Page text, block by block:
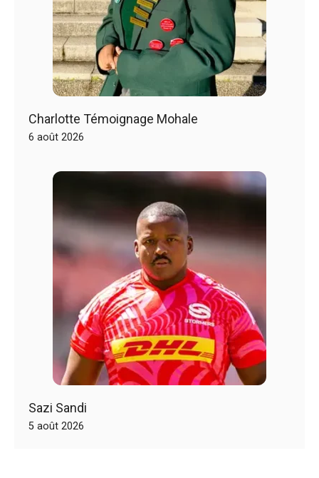
Charlotte Témoignage Mohale
6 août 2026
Sazi Sandi
5 août 2026